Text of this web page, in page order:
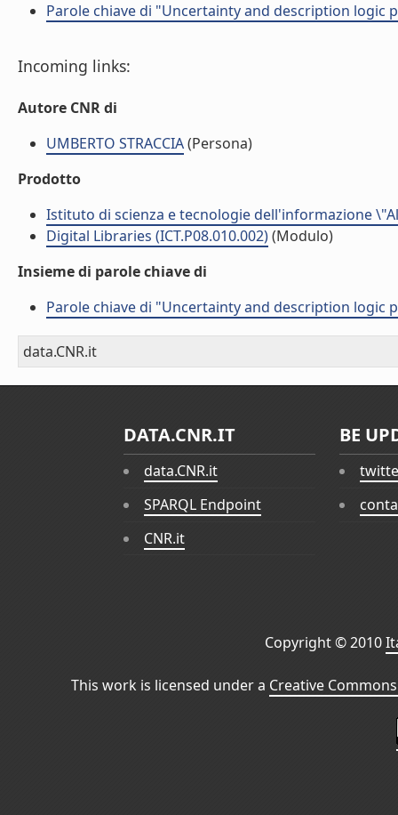
Parole chiave di "Uncertainty and description logic
Incoming links:
Autore CNR di
UMBERTO STRACCIA(Persona)
Prodotto
Istituto di scienza e tecnologie dell'informazione
Digital Libraries (ICT.P08.010.002)(Modulo)
Insieme di parole chiave di
Parole chiave di "Uncertainty and description logic
data.CNR.it
DATA.CNR.IT
data.CNR.it
SPARQL Endpoint
CNR.it
BE
Copyright © 2010
This work is licensed under a Creative